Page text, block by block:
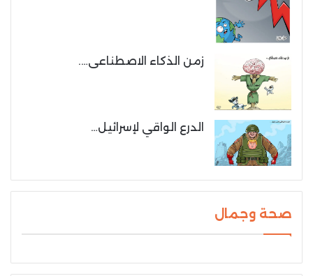
زمن الذكاء الاصطناعى….
الدرع الواقي لإسرائيل…
صحة وجمال